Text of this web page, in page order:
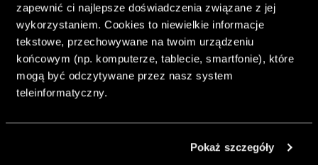
zapewnić ci najlepsze doświadczenia związane z jej
wykorzystaniem. Cookies to niewielkie informacje
tekstowe, przechowywane na twoim urządzeniu
końcowym (np. komputerze, tablecie, smartfonie), które
mogą być odczytywane przez nasz system
teleinformatyczny.
Pokaż szczegóły
& Living 40.
„Dom bardziej
Twój. Odważ się
urządzić go